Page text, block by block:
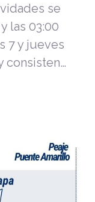
se
las 03:00
7 y jueves
consisten…